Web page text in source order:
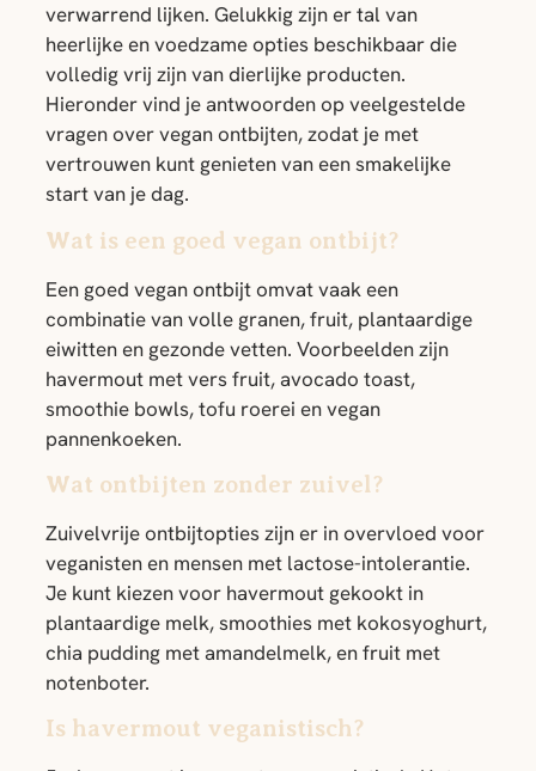
verwarrend lijken. Gelukkig zijn er tal van
heerlijke en voedzame opties beschikbaar die
volledig vrij zijn van dierlijke producten.
Hieronder vind je antwoorden op veelgestelde
vragen over vegan ontbijten, zodat je met
vertrouwen kunt genieten van een smakelijke
start van je dag.
Wat is een goed vegan ontbijt?
Een goed vegan ontbijt omvat vaak een
combinatie van volle granen, fruit, plantaardige
eiwitten en gezonde vetten. Voorbeelden zijn
havermout met vers fruit, avocado toast,
smoothie bowls, tofu roerei en vegan
pannenkoeken.
Wat ontbijten zonder zuivel?
Zuivelvrije ontbijtopties zijn er in overvloed voor
veganisten en mensen met lactose-intolerantie.
Je kunt kiezen voor havermout gekookt in
plantaardige melk, smoothies met kokosyoghurt,
chia pudding met amandelmelk, en fruit met
notenboter.
Is havermout veganistisch?